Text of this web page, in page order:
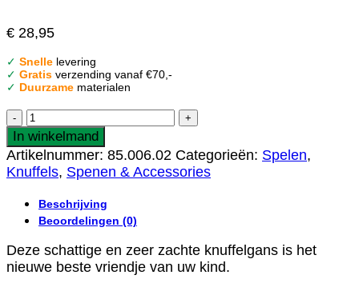
€ 28,95
✓ Snelle levering
✓ Gratis verzending vanaf €70,-
✓ Duurzame materialen
SAGA
Copenhagen
|
Cuddle
Cloth
Misty
Rose
In winkelmand
Artikelnummer: 85.006.02 Categorieën: Spelen,
Knuffels, Spenen & Accessories
Beschrijving
Beoordelingen (0)
Deze schattige en zeer zachte knuffelgans is het
nieuwe beste vriendje van uw kind.